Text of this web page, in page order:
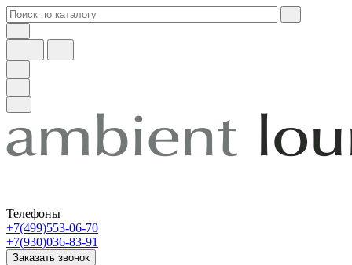
Телефоны
+7(499)553-06-70
+7(930)036-83-91
Заказать звонок